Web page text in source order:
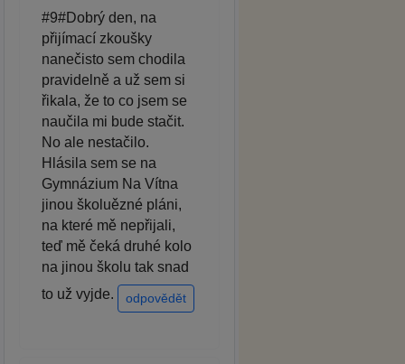
#9#Dobrý den, na
přijímací zkoušky
nanečisto sem chodila
pravidelně a už sem si
řikala, že to co jsem se
naučila mi bude stačit.
No ale nestačilo.
Hlásila sem se na
Gymnázium Na Vítna
jinou školuězné pláni,
na které mě nepřijali,
teď mě čeká druhé kolo
na jinou školu tak snad
to už vyjde.
odpovědět